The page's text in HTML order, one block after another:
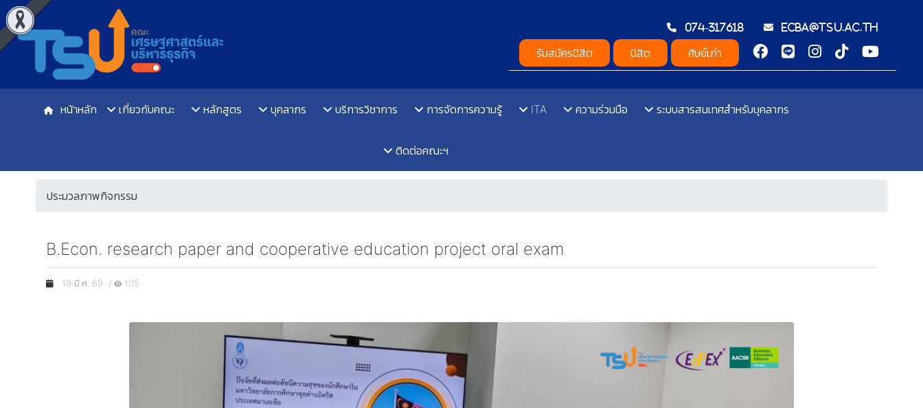
074-317618 ecba@tsu.ac.th
รับสมัครนิสิต นิสิต ศิษย์เก่า
หน้าหลัก เกี่ยวกับคณะ หลักสูตร บุคลากร บริการวิชาการ การจัดการความรู้ ITA ความร่วมมือ ระบบสารสนเทศสำหรับบุคลากร
ติดต่อคณะฯ
ประมวลภาพกิจกรรม
B.Econ. research paper and cooperative education project oral exam
19 มี.ค. 69 / 105